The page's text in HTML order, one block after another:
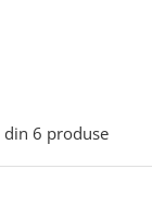
din 6 produse